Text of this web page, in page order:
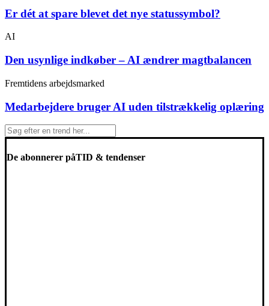
Er dét at spare blevet det nye statussymbol?
AI
Den usynlige indkøber – AI ændrer magtbalancen
Fremtidens arbejdsmarked
Medarbejdere bruger AI uden tilstrækkelig oplæring
De abonnerer påTID & tendenser